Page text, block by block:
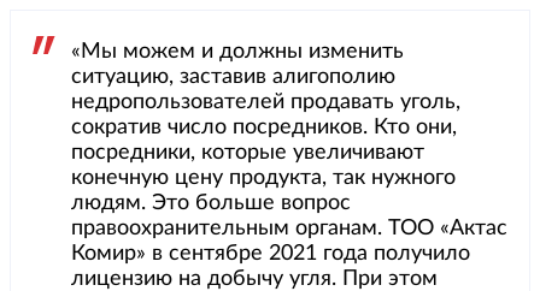
«Мы можем и должны изменить
ситуацию, заставив алигополию
недропользователей продавать уголь,
сократив число посредников. Кто они,
посредники, которые увеличивают
конечную цену продукта, так нужного
людям. Это больше вопрос
правоохранительным органам. ТОО «Актас
Комир» в сентябре 2021 года получило
лицензию на добычу угля. При этом